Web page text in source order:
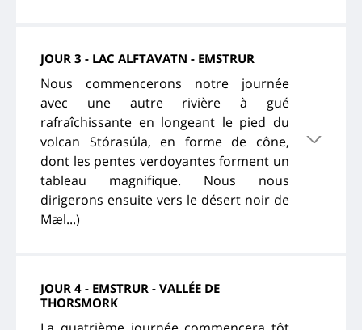
JOUR 3 - LAC ALFTAVATN - EMSTRUR
Nous commencerons notre journée
avec une autre rivière à gué
rafraîchissante en longeant le pied du
volcan Stórasúla, en forme de cône,
dont les pentes verdoyantes forment un
tableau magnifique. Nous nous
dirigerons ensuite vers le désert noir de
Mæl...)
JOUR 4 - EMSTRUR - VALLÉE DE
THORSMORK